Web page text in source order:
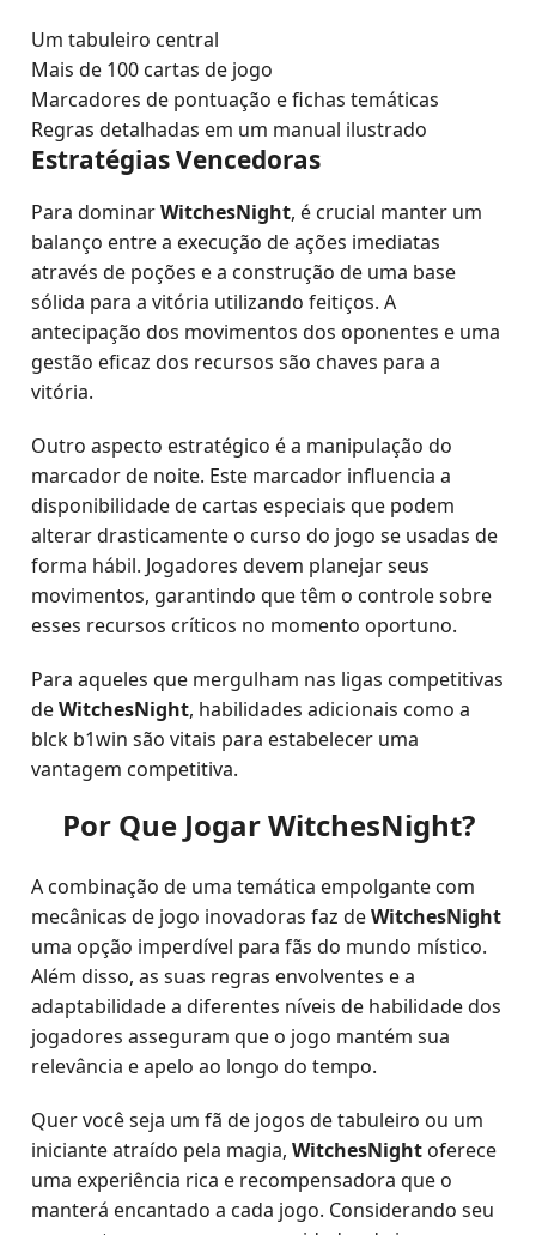
Um tabuleiro central
Mais de 100 cartas de jogo
Marcadores de pontuação e fichas temáticas
Regras detalhadas em um manual ilustrado
Estratégias Vencedoras
Para dominarWitchesNight, é crucial manter um
balanço entre a execução de ações imediatas
através de poções e a construção de uma base
sólida para a vitória utilizando feitiços. A
antecipação dos movimentos dos oponentes e uma
gestão eficaz dos recursos são chaves para a
vitória.
Outro aspecto estratégico é a manipulação do
marcador de noite. Este marcador influencia a
disponibilidade de cartas especiais que podem
alterar drasticamente o curso do jogo se usadas de
forma hábil. Jogadores devem planejar seus
movimentos, garantindo que têm o controle sobre
esses recursos críticos no momento oportuno.
Para aqueles que mergulham nas ligas competitivas
deWitchesNight, habilidades adicionais como a
blck b1win são vitais para estabelecer uma
vantagem competitiva.
Por Que Jogar WitchesNight?
A combinação de uma temática empolgante com
mecânicas de jogo inovadoras faz deWitchesNight
uma opção imperdível para fãs do mundo místico.
Além disso, as suas regras envolventes e a
adaptabilidade a diferentes níveis de habilidade dos
jogadores asseguram que o jogo mantém sua
relevância e apelo ao longo do tempo.
Quer você seja um fã de jogos de tabuleiro ou um
iniciante atraído pela magia,WitchesNight oferece
uma experiência rica e recompensadora que o
manterá encantado a cada jogo. Considerando seu